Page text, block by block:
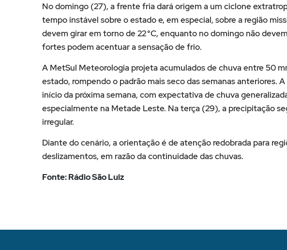
No domingo (27), a frente fria dará origem a um ciclone
tempo instável sobre o estado e, em especial, sobre a região
devem girar em torno de 22 °C, enquanto no domingo não
fortes podem acentuar a sensação de frio.
A MetSul Meteorologia projeta acumulados de chuva entre 50
estado, rompendo o padrão mais seco das semanas anteriores.
início da próxima semana, com expectativa de chuva
especialmente na Metade Leste. Na terça (29), a precipitação
irregular.
Diante do cenário, a orientação é de atenção redobrada para
deslizamentos, em razão da continuidade das chuvas.
Fonte: Rádio São Luiz